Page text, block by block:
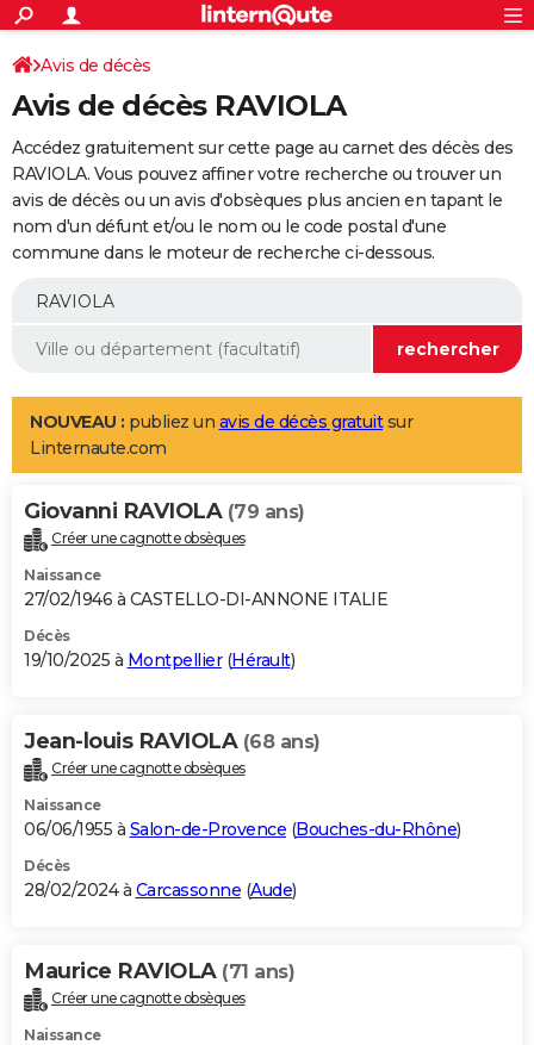
ACTUALITÉS
Politique
Société
Faits Divers
Education
Monde
Villes
+
SPORT
Coupe du monde 2026
Football
Tennis
Cyclisme
Rugby
Forum
Programme TV
TNT
Streaming
Cinéma
Sorties cinéma
Musique
+
FINANCE
Retraite
Epargne
Immobilier
Risques naturels par ville
Banque
Assurance
AUTO
Essais
Réserver un essai
Citadines
Berlines
SUV
Forum auto
+
Mobiles
Meilleur smartphone
Internet
Ordinateurs
Jeux vidéo
Guide high-tech
Aménagement intérieur
LIFESTYLE
Art de vivre
Bien-être
Loisirs
Mode
Modes de vie
Alimentation
Guide de la santé
Maladies
Médicaments
Sommeil
VOYAGE
Destinations
City break
Voyage nature
Voyage de noces
Forum
Climat
+PHOTO
GUIDES D'ACHAT
BONS PLANS
Carte de Noël
Carte Bonne année
Carte Saint-Valentin
Carte Pâques
Carte d'anniversaire
DICTIONNAIRE
Dictionnaire
Biographies
Citations
Expressions
Proverbes
PROGRAMME TV
S'inscrire
Se connecter
Lycées
Collèges
Primaires
Universités
Entreprises
Service militaire
Avis de recherche
AVIS DE DÉCÈS
Bricolage
Lifestyle
Culture
Sport
Auto
Television
Voyage
Cinema
Avis de décès
Avis de décès RAVIOLA
Accédez gratuitement sur cette page au carnet des décès des
RAVIOLA. Vous pouvez affiner votre recherche ou trouver un
avis de décès ou un avis d'obsèques plus ancien en tapant le
nom d'un défunt et/ou le nom ou le code postal d'une
commune dans le moteur de recherche ci-dessous.
NOUVEAU : publiez un avis de décès gratuitsur
Linternaute.com
Giovanni RAVIOLA (79 ans)
Créer une cagnotte obsèques
Naissance
27/02/1946 à CASTELLO-DI-ANNONE ITALIE
Décès
19/10/2025 à Montpellier(Hérault)
Jean-louis RAVIOLA (68 ans)
Créer une cagnotte obsèques
Naissance
06/06/1955 à Salon-de-Provence (Bouches-du-Rhône)
Décès
28/02/2024 à Carcassonne (Aude)
Maurice RAVIOLA (71 ans)
Créer une cagnotte obsèques
Naissance